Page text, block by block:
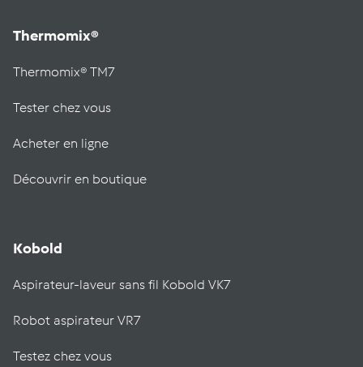
Thermomix®
Thermomix® TM7
Tester chez vous
Acheter en ligne
Découvrir en boutique
Kobold
Aspirateur-laveur sans fil Kobold VK7
Robot aspirateur VR7
Testez chez vous